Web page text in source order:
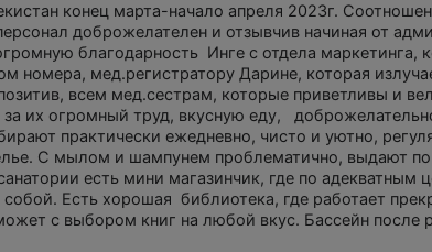
конец марта-начало апреля 2023г.
доброжелателен и отзывчив начиная от
благодарность Инге с отдела маркетинга,
номера, мед.регистратору Дарине, которая
всем мед.сестрам, которые приветливы и
за их огромный труд, вкусную еду,
практически ежедневно, чисто и уютно,
С мылом и шампунем проблематично, выдают
есть мини магазинчик, где по адекватным
собой. Есть хорошая библиотека, где работает
с выбором книг на любой вкус. Бассейн после